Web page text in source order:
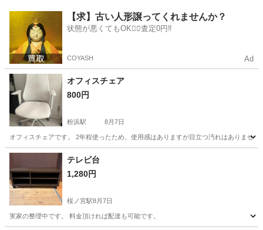
深井駅 ドレッサー
【求】古い人形譲ってくれませんか？
状態が悪くてもOK🙆‍♀️査定0円‼️
COYASH Ad
オフィスチェア
800円
粉浜駅 8月7日
オフィスチェアです。 2年程使ったため、使用感はありますが目立つ汚れはありませ
大阪 大阪市 粉浜駅
テレビ台
1,280円
桜ノ宮駅8月7日
実家の整理中です。 料金頂ければ配達も可能です。